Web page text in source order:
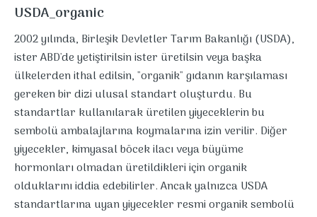
USDA_organic
2002 yılında, Birleşik Devletler Tarım Bakanlığı (USDA),
ister ABD'de yetiştirilsin ister üretilsin veya başka
ülkelerden ithal edilsin, "organik" gıdanın karşılaması
gereken bir dizi ulusal standart oluşturdu. Bu
standartlar kullanılarak üretilen yiyeceklerin bu
sembolü ambalajlarına koymalarına izin verilir. Diğer
yiyecekler, kimyasal böcek ilacı veya büyüme
hormonları olmadan üretildikleri için organik
olduklarını iddia edebilirler. Ancak yalnızca USDA
standartlarına uyan yiyecekler resmi organik sembolü